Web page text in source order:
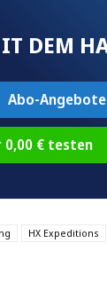
DEM
Abo-Angebote
€ testen
HX Expeditions